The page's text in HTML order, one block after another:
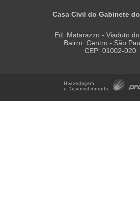
Casa Civil do Gabinete
Ed. Matarazzo - Viaduto
Bairro: Centro - São
CEP: 01002-020